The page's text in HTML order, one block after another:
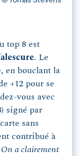
top 8 est
. Le
en bouclant la
+12 pour se
vous avec
signé par
sans
contribué à
On a clairement